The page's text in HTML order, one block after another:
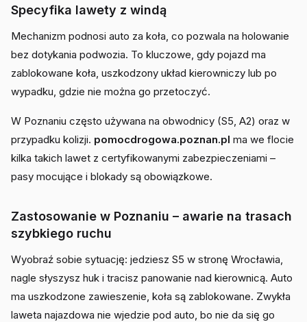
Specyfika lawety z windą
Mechanizm podnosi auto za koła, co pozwala na holowanie
bez dotykania podwozia. To kluczowe, gdy pojazd ma
zablokowane koła, uszkodzony układ kierowniczy lub po
wypadku, gdzie nie można go przetoczyć.
W Poznaniu często używana na obwodnicy (S5, A2) oraz w
przypadku kolizji. pomocdrogowa.poznan.pl ma we flocie
kilka takich lawet z certyfikowanymi zabezpieczeniami –
pasy mocujące i blokady są obowiązkowe.
Zastosowanie w Poznaniu – awarie na trasach
szybkiego ruchu
Wyobraź sobie sytuację: jedziesz S5 w stronę Wrocławia,
nagle słyszysz huk i tracisz panowanie nad kierownicą. Auto
ma uszkodzone zawieszenie, koła są zablokowane. Zwykła
laweta najazdowa nie wjedzie pod auto, bo nie da się go